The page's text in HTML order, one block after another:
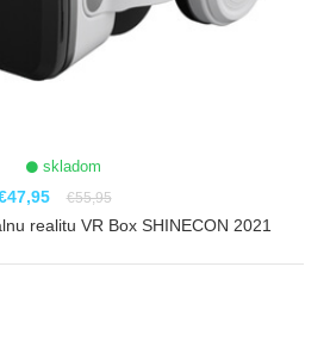
skladom
€55,95
realitu VR Box SHINECON 2021